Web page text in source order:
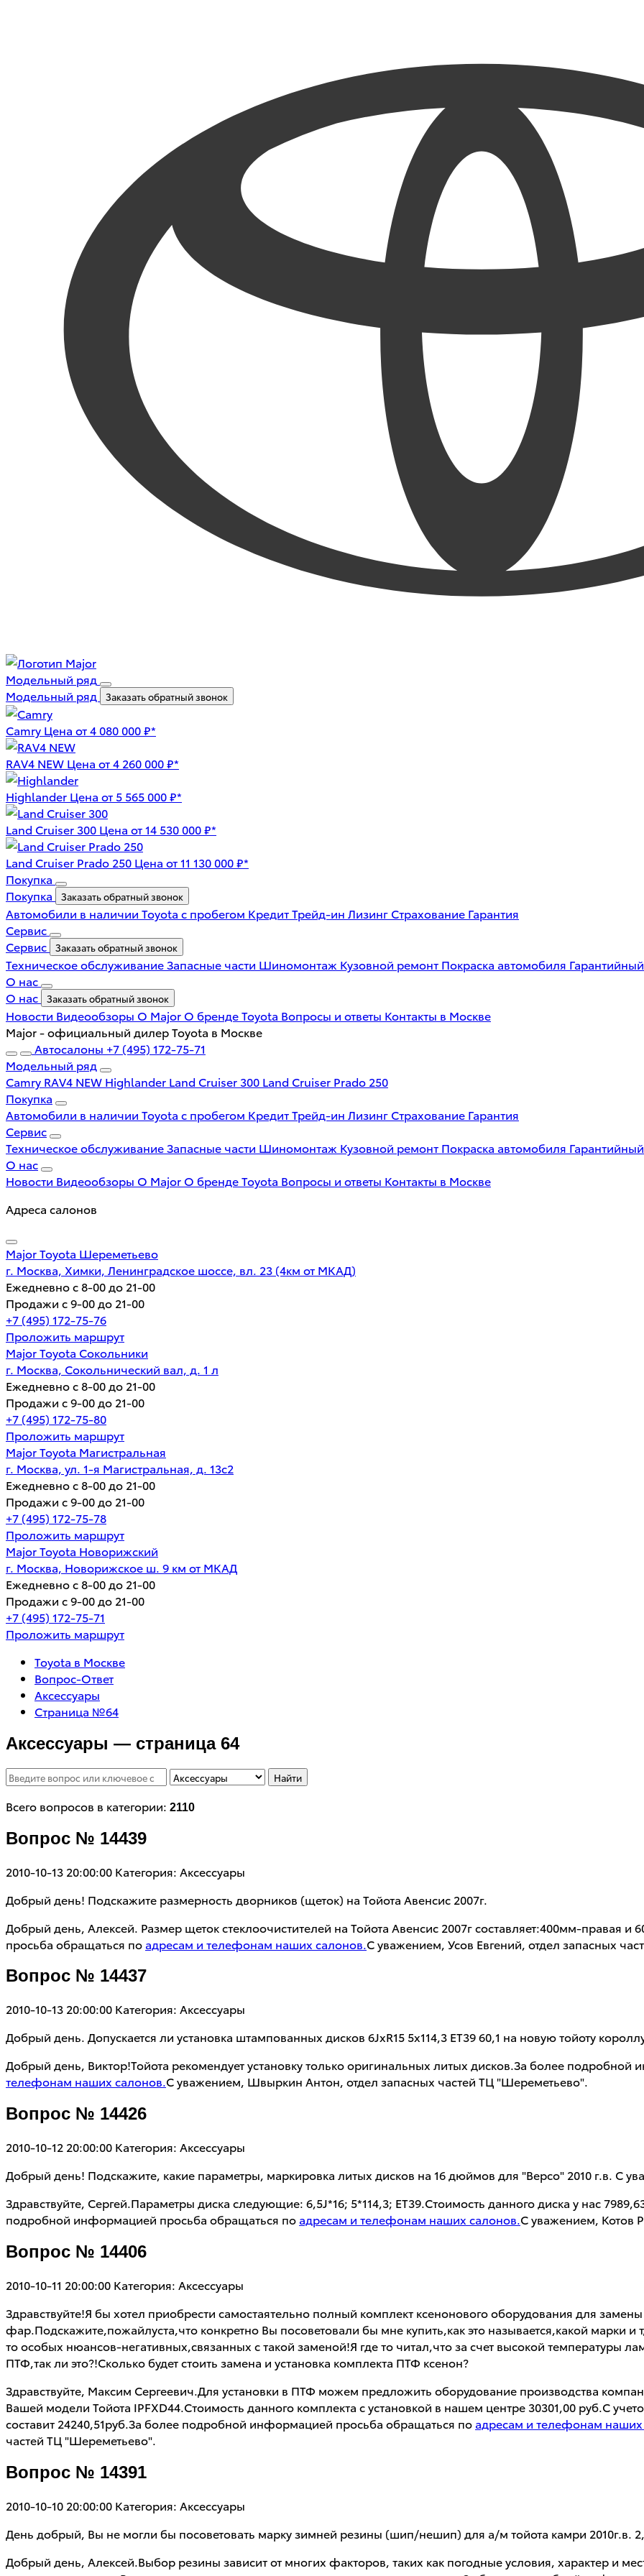
Модельный ряд
Модельный ряд
Заказать обратный звонок
Camry Цена от 4 080 000 ₽*
RAV4 NEW Цена от 4 260 000 ₽*
Highlander Цена от 5 565 000 ₽*
Land Cruiser 300 Цена от 14 530 000 ₽*
Land Cruiser Prado 250 Цена от 11 130 000 ₽*
Покупка
Покупка
Заказать обратный звонок
Автомобили в наличии Toyota с пробегом КредитТрейд-ин Лизинг Страхование Гарантия
Сервис
Сервис
Заказать обратный звонок
Техническое обслуживаниеЗапасные части Шиномонтаж Кузовной ремонт Покраска автомобиля
О нас
О нас
Заказать обратный звонок
Новости Видеообзоры О Major О бренде Toyota Вопросы и ответы Контакты в Москве
Major - официальный дилер Toyota в Москве
Автосалоны +7 (495) 172-75-71
Модельный ряд
Camry RAV4 NEW Highlander Land Cruiser 300 Land Cruiser Prado 250
Покупка
Автомобили в наличии Toyota с пробегом КредитТрейд-ин Лизинг Страхование Гарантия
Сервис
Техническое обслуживаниеЗапасные части Шиномонтаж Кузовной ремонт Покраска автомобиля
О нас
Новости Видеообзоры О Major О бренде Toyota Вопросы и ответы Контакты в Москве
Адреса салонов
Major Toyota Шереметьево
г. Москва, Химки, Ленинградское шоссе, вл. 23 (4км от МКАД)
Ежедневно с 8-00 до 21-00
Продажи с 9-00 до 21-00
+7 (495) 172-75-76
Проложить маршрут
Major Toyota Сокольники
г. Москва, Сокольнический вал, д. 1 л
Ежедневно с 8-00 до 21-00
Продажи с 9-00 до 21-00
+7 (495) 172-75-80
Проложить маршрут
Major Toyota Магистральная
г. Москва, ул. 1-я Магистральная, д. 13с2
Ежедневно с 8-00 до 21-00
Продажи с 9-00 до 21-00
+7 (495) 172-75-78
Проложить маршрут
Major Toyota Новорижский
г. Москва, Новорижское ш. 9 км от МКАД
Ежедневно с 8-00 до 21-00
Продажи с 9-00 до 21-00
+7 (495) 172-75-71
Проложить маршрут
Toyota в Москве
Вопрос-Ответ
Аксессуары
Страница №64
Аксессуары — страница 64
Найти
Всего вопросов в категории: 2110
Вопрос № 14439
2010-10-13 20:00:00 Категория: Аксессуары
Добрый день! Подскажите размерность дворников (щеток) на Тойота Авенсис 2007г.
Добрый день, Алексей. Размер щеток стеклоочистителей на Тойота Авенсис 2007г составляет:400мм-
просьба обращаться по адресам и телефонам наших салонов. С уважением, Усов Евгений, отдел запасных
Вопрос № 14437
2010-10-13 20:00:00 Категория: Аксессуары
Добрый день. Допускается ли установка штампованных дисков 6JxR15 5x114,3 ET39 60,1 на новую тойоту
Добрый день, Виктор!Тойота рекомендует установку только оригинальных литых дисков.За более
телефонам наших салонов.С уважением, Швыркин Антон, отдел запасных частей ТЦ "Шереметьево".
Вопрос № 14426
2010-10-12 20:00:00 Категория: Аксессуары
Добрый день! Подскажите, какие параметры, маркировка литых дисков на 16 дюймов для "Версо" 2010 г.в. С
Здравствуйте, Сергей.Параметры диска следующие: 6,5J*16; 5*114,3; ET39.Стоимость данного диска у нас
подробной информацией просьба обращаться по адресам и телефонам наших салонов.С уважением, Котов
Вопрос № 14406
2010-10-11 20:00:00 Категория: Аксессуары
Здравствуйте!Я бы хотел приобрести самостаятельно полный комплект ксенонового оборудования для
фар.Подскажите,пожайлуста,что конкретно Вы посоветовали бы мне купить,как это называется,какой марки и
то особых нюансов-негативных,связанных с такой заменой!Я где то читал,что за счет высокой температуры
ПТФ,так ли это?!Сколько будет стоить замена и установка комплекта ПТФ ксенон?
Здравствуйте, Максим Сергеевич.Для установки в ПТФ можем предложить оборудование производства
Вашей модели Тойота IPFXD44.Стоимость данного комплекта с установкой в нашем центре 30301,00 руб.С
составит 24240,51руб.За более подробной информацией просьба обращаться по адресам и телефонам наших
частей ТЦ "Шереметьево".
Вопрос № 14391
2010-10-10 20:00:00 Категория: Аксессуары
День добрый, Вы не могли бы посоветовать марку зимней резины (шип/нешип) для а/м тойота камри 2010г.в.
Добрый день, Алексей.Выбор резины зависит от многих факторов, таких как погодные условия, характер и